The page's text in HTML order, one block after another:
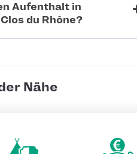
Aufenthalt in
du Rhône?
Nähe